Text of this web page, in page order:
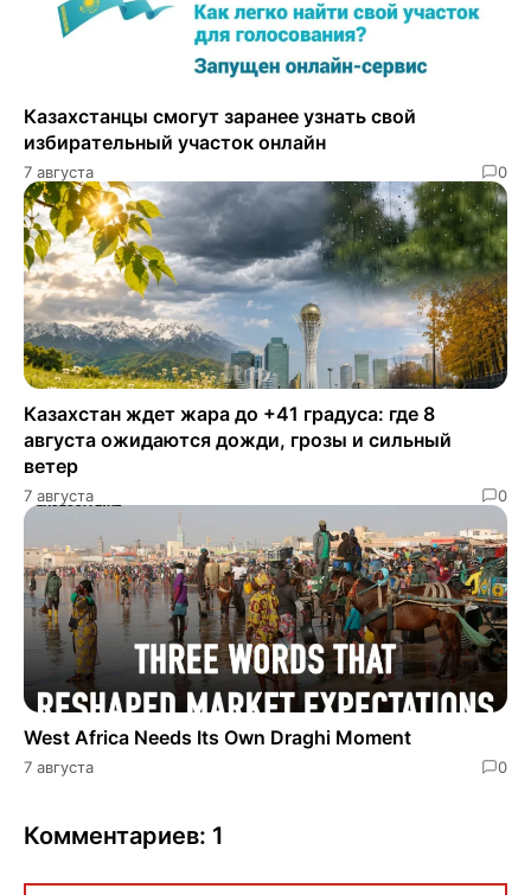
Казахстанцы смогут заранее узнать свой
избирательный участок онлайн
7 августа 0
Казахстан ждет жара до +41 градуса: где 8
августа ожидаются дожди, грозы и сильный
ветер
7 августа 0
West Africa Needs Its Own Draghi Moment
7 августа 0
Комментариев: 1